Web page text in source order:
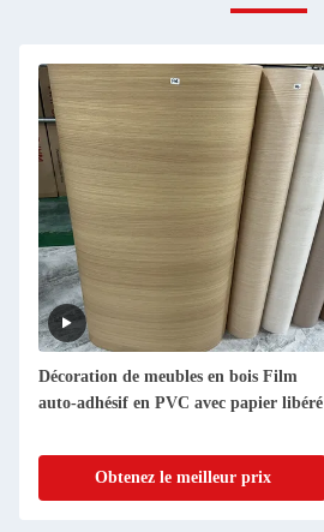
Décoration de meubles en bois Film
auto-adhésif en PVC avec papier libéré
Obtenez le meilleur prix